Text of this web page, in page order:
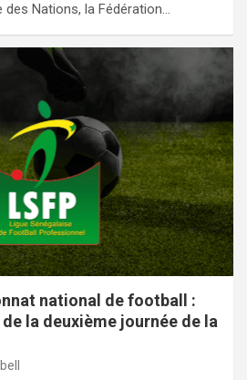
des Nations, la Fédération…
national de football :
la deuxième journée de la